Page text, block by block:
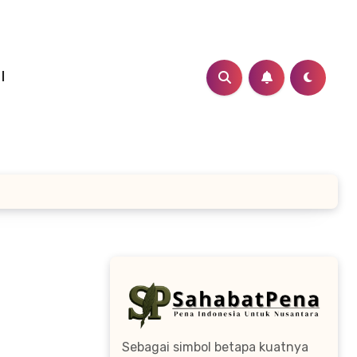
Sebagai simbol betapa kuatnya